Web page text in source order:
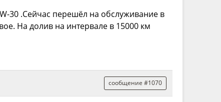
30 .Сейчас перешёл на обслуживание в
На долив на интервале в 15000 км
сообщение #1070